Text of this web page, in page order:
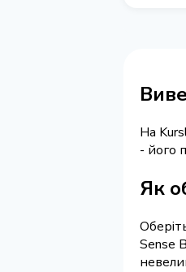
На
- його
Як
Sense